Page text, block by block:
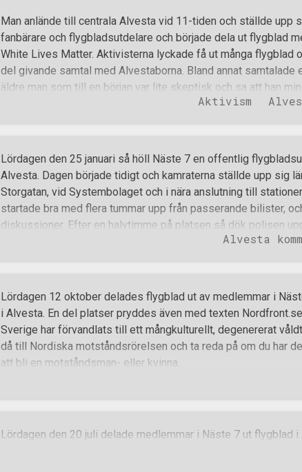
utdelade, började det glesna upp med folk och ansvarig på
det var dags att påbörja dagens andra segment. Kämparna
ett närliggande bostadsområde och började dela ut flygblad
klistermärken. Ett gemytligt segment av aktiviteten där
möjlighet att socialisera och njuta av det vackra so
Man anlände till centrala Alvesta vid 11-tiden och ställde upp
fanbärare och flygbladsutdelare och började dela ut flygblad
White Lives Matter. Aktivisterna lyckade få ut många flygblad
del givande samtal med Alvestaborna. Bland annat samtalade
äldre man som till en början var lite skeptisk och sa att han
somalier som är duktig på sitt jobb. Med lite enkla argument
utstå mindre trevliga samtal, bland annat med en lärare som
flygblad och uppmanade flygbladsutdelaren att gå om
uppmanades att börja lära sig även utanför Skolverkets
avfärdade med arrogant auktoritetstrogenhet typisk för
lärarkår. För ovanlighetens skull dök polisen aldrig upp, vilket
Aktivism
Lördagen den 25 januari så höll Näste 7 en offentlig
Alvesta. Dagen började tidigt och kamraterna ställde upp sig
Storgatan, vid Systembolaget och i nära anslutning till
startade bra med flera tummar upp från passerande bilister,
diskussioner. Efter en halvtimme på platsen så dök polisen
ställa frågor till några av kamraterna, men då de inte fick några
började polisen för ovanlighetens skull ägna sig åt polisiärt
utförde körkorts- och nykterhetskontroll på passerande
om bilar så de fick passera Storgatan, där de fick se
tyrrunefanan som svajade i vinden. Tillslut så kom det en bil
rasfrämlingar i, då de fick se polisen på platsen så fick de
Alvesta
Lördagen 12 oktober delades flygblad ut av medlemmar i
i Alvesta. En del platser pryddes även med texten
Sverige har förvandlats till ett mångkulturellt, degenererat
då till Nordiska motståndsrörelsen och ta reda på om du har
att bli en motståndsman- eller kvinna.
Lördagen den 20 juli delade medlemmar i Näste 7 ut flygblad i